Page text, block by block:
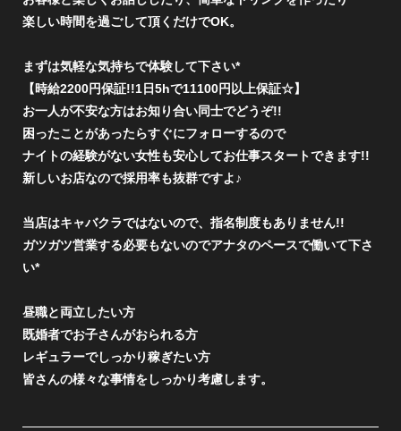
楽しい時間を過ごして頂くだけでOK。
まずは気軽な気持ちで体験して下さい*
【時給2200円保証!!1日5hで11100円以上保証☆】
お一人が不安な方はお知り合い同士でどうぞ!!
困ったことがあったらすぐにフォローするので
ナイトの経験がない女性も安心してお仕事スタートできます!!
新しいお店なので採用率も抜群ですよ♪
当店はキャバクラではないので、指名制度もありません!!
ガツガツ営業する必要もないのでアナタのペースで働いて下さ
い*
昼職と両立したい方
既婚者でお子さんがおられる方
レギュラーでしっかり稼ぎたい方
皆さんの様々な事情をしっかり考慮します。